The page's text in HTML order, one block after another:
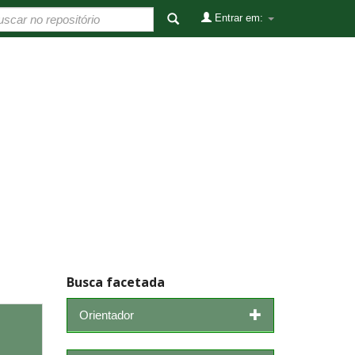
Entrar em:
Busca facetada
Orientador